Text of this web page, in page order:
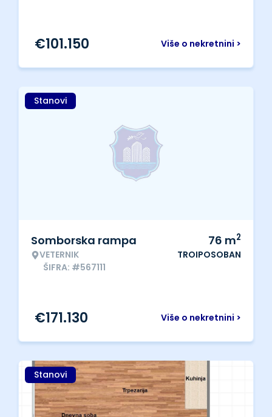
Više o nekretnini >
€101.150
Stanovi
Somborska rampa
VETERNIK
ŠIFRA: #567111
76 m2
TROIPOSOBAN
Više o nekretnini >
€171.130
Stanovi